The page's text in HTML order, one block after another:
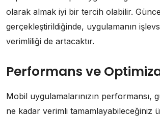
olarak almak iyi bir tercih olabilir.
gerçekleştirildiğinde, uygulamanın
verimliliği de artacaktır.
Performans ve
Mobil uygulamalarınızın performansı,
ne kadar verimli tamamlayabileceğiniz